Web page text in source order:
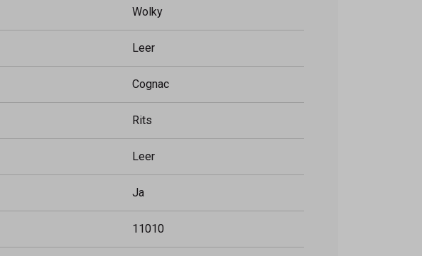
Wolky
Leer
Cognac
Rits
Leer
Ja
11010